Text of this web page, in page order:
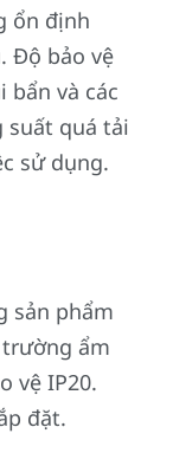
ổn định
Độ bảo vệ
bẩn và các
suất quá tải
sử dụng.
sản phẩm
ẩm
vệ IP20.
đặt.